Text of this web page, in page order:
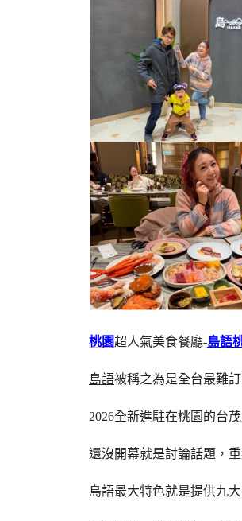
桃園超人氣美食餐廳-島語
島語被稱之為是全台最難
2026全新進駐在桃園的台
還沒開幕就是討論話題，重
島語最大特色就是提供九